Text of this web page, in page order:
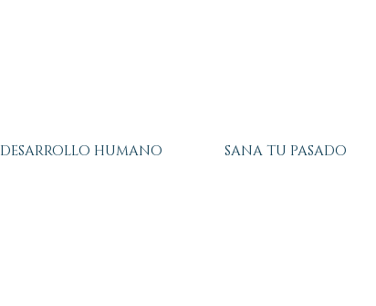
DESARROLLO HUMANO SANA TU PASADO